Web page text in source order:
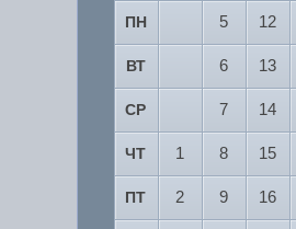
ПН 5 12
ВТ 6 13
СР 7 14
ЧТ 1 8 15
ПТ 2 9 16